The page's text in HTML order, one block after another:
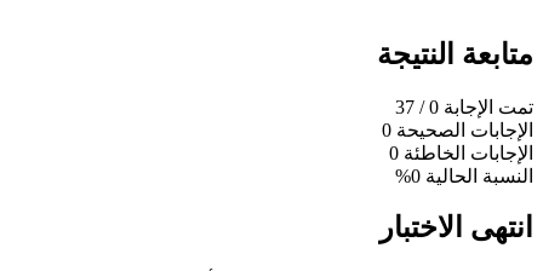
متابعة النتيجة
تمت الإجابة 0
/ 37
الإجابات الصحيحة 0
الإجابات الخاطئة 0
النسبة الحالية 0%
انتهى الاختبار